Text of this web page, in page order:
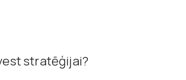
stratēģijai?